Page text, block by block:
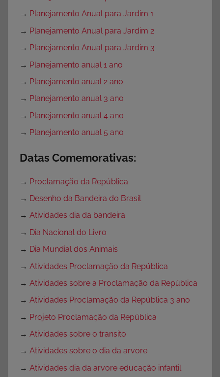
→ Planejamento Anual para Jardim 1
→ Planejamento Anual para Jardim 2
→ Planejamento Anual para Jardim 3
→ Planejamento anual 1 ano
→ Planejamento anual 2 ano
→ Planejamento anual 3 ano
→ Planejamento anual 4 ano
→ Planejamento anual 5 ano
Datas Comemorativas:
→ Proclamação da República
→ Desenho da Bandeira do Brasil
→ Atividades dia da bandeira
→ Dia Nacional do Livro
→ Dia Mundial dos Animais
→ Atividades Proclamação da República
→ Atividades sobre a Proclamação da República
→ Atividades Proclamação da República 3 ano
→ Projeto Proclamação da República
→ Atividades sobre o transito
→ Atividades sobre o dia da arvore
→ Atividades dia da arvore educação infantil